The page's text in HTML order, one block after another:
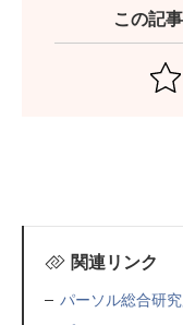
この記
関連リンク
パーソル総合研